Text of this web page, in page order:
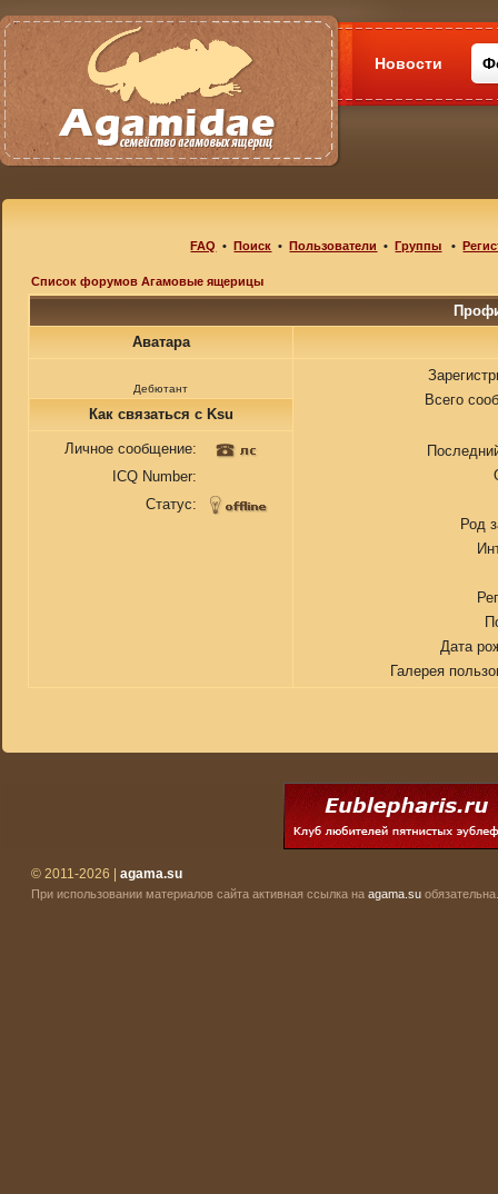
Новости
FAQ •Поиск •Пользователи •Группы •
Список форумов Агамовые ящерицы
Аватара
Дебютант
Всего
Род
Дата
Галерея
Как связаться с Ksu
Личное сообщение:
ICQ Number:
Статус:
© 2011-2026 | agama.su
При использовании материалов сайта активная ссылка на agama.su обязательна.